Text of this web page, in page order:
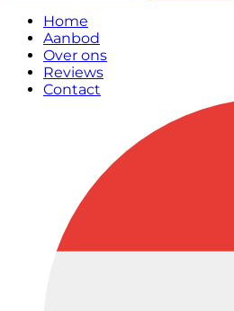
Home
Aanbod
Over ons
Reviews
Contact